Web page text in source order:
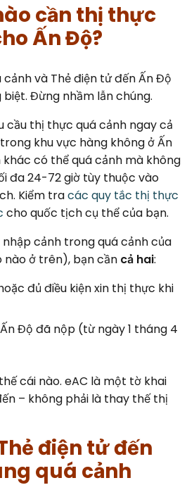
cần thị thực
Ấn Độ?
và Thẻ điện tử đến Ấn Độ
Đừng nhầm lẫn chúng.
cầu thị thực quá cảnh ngay cả
khu vực hàng không ở Ấn
có thể quá cảnh mà không
đa 24-72 giờ tùy thuộc vào
Kiểm tracác quy tắc thị thực
cho quốc tịch cụ thể của bạn.
cảnh trong quá cảnh của
ở trên), bạn cần cả hai:
đủ điều kiện xin thị thực khi
Độ đã nộp (từ ngày 1 tháng 4
cái nào. eAC là một tờ khai
– không phải là thay thế thị
điện tử đến
quá cảnh